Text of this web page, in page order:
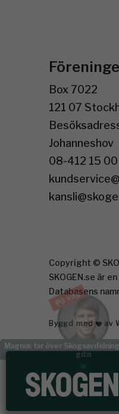
På väg
Johan vikar för Emma i
Box 7022
121 07
Johanneshov
08-412 15 00
Copyright ©
SKOGEN.se är
Databasens
Byggd med av